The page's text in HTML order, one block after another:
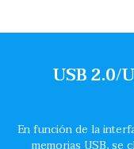
USB 2.0/
En función de la